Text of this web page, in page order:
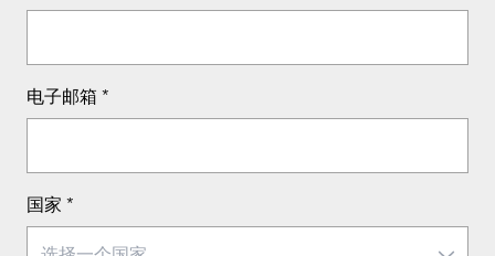
电子邮箱 *
国家 *